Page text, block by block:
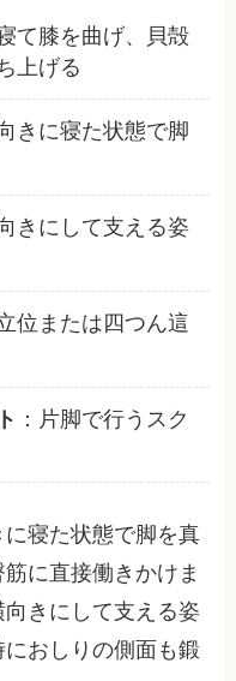
て膝を曲げ、貝殻
上げる
きに寝た状態で脚
きにして支える姿
位または四つん這
：片脚で行うスク
寝た状態で脚を真
に直接働きかけま
きにして支える姿
おしりの側面も鍛